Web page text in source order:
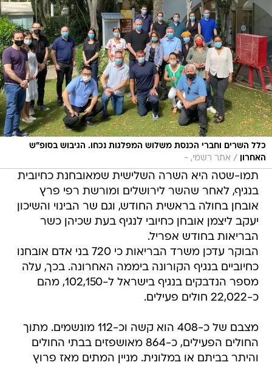
כלל השרים וחברי הכנסת משלוש המפלגות נכחו. הגיבוש בסופ"ש
האחרון
/ אתר רשמי, -
תמו-שטה היא השרה השלישית שמאובחנת כחיובית
בנגיף, לאחר שהשר לירושלים ומורשת רפי פרץ
אובחן בחולה בראשית החודש, וגם שר הבינוי והשיכון
יעקב ליצמן אובחן כחיובי לנגיף בעת שכיהן כשר
הבריאות בחודש אפריל.
הבוקר עדכן משרד הבריאות כי 720 בני אדם אובחנו
כחיוביים בנגיף הקורונה ביממה האחרונה. בכך, עלה
מספר הנדבקים בנגיף בישראל ל-102,150, מהם
כ-22,022 חולים פעילים.
מצבם של כ-408 הוא קשה וכ-112 מונשמים. מתוך
החולים הפעילים, כ-864 מאושפזים בבתי החולים
והיתר בביתם או במלונית. מניין המתים מאז פרוץ